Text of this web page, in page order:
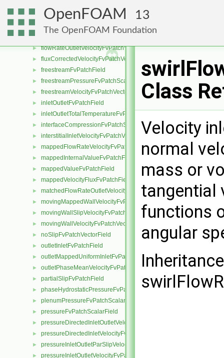
OpenFOAM 13
The OpenFOAM Foundation
► fixedProfileFvPatchField
► fixedValueInletOutletFvPatchField
►
► flowRateOutletVelocityFvPatchVectorField
► fluxCorrectedVelocityFvPatchVectorField
► freestreamFvPatchField
► freestreamPressureFvPatchScalarField
► freestreamVelocityFvPatchVectorField
► inletOutletFvPatchField
► inletOutletTotalTemperatureFvPatchScalarField
► interfaceCompressionFvPatchScalarField
► interstitialInletVelocityFvPatchVectorField
► mappedFlowRateVelocityFvPatchVectorField
► mappedInternalValueFvPatchField
► mappedValueFvPatchField
► mappedVelocityFluxFvPatchField
► matchedFlowRateOutletVelocityFvPatchVectorField
► movingMappedWallVelocityFvPatchVectorField
► movingWallSlipVelocityFvPatchVectorField
► movingWallVelocityFvPatchVectorField
► noSlipFvPatchVectorField
► outletInletFvPatchField
► outletMappedUniformInletFvPatchField
► outletPhaseMeanVelocityFvPatchVectorField
► partialSlipFvPatchField
► phaseHydrostaticPressureFvPatchScalarField
► plenumPressureFvPatchScalarField
► pressureFvPatchScalarField
► pressureDirectedInletOutletVelocityFvPatchVectorField
► pressureDirectedInletVelocityFvPatchVectorField
► pressureInletOutletParSlipVelocityFvPatchVectorField
► pressureInletOutletVelocityFvPatchVectorField
Class
Velocity
normal
mass or
tangential
functions
angular